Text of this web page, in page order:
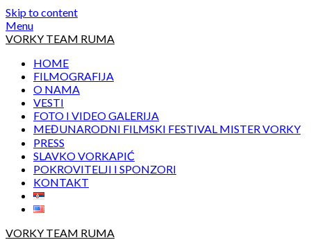
Skip to content
Menu
VORKY TEAM RUMA
HOME
FILMOGRAFIJA
O NAMA
VESTI
FOTO I VIDEO GALERIJA
MEĐUNARODNI FILMSKI FESTIVAL MISTER VORKY
PRESS
SLAVKO VORKAPIĆ
POKROVITELJI I SPONZORI
KONTAKT
VORKY TEAM RUMA